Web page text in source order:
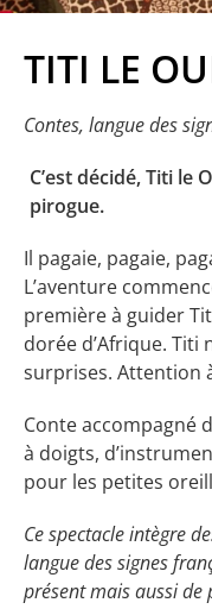
TITI LE
Contes, langue des
C’est décidé, Titi le
pirogue.
Il pagaie, pagaie,
L’aventure
première à guider
dorée d’Afrique. Titi
surprises. Attention
Conte accompagné
à doigts,
pour les petites
Ce spectacle intègre
langue des signes
présent mais aussi